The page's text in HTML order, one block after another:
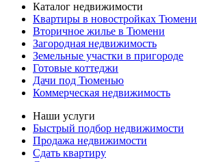
Каталог недвижимости
Квартиры в новостройках Тюмени
Вторичное жилье в Тюмени
Загородная недвижимость
Земельные участки в пригороде
Готовые коттеджи
Дачи под Тюменью
Коммерческая недвижимость
Наши услуги
Быстрый подбор недвижимости
Продажа недвижимости
Сдать квартиру